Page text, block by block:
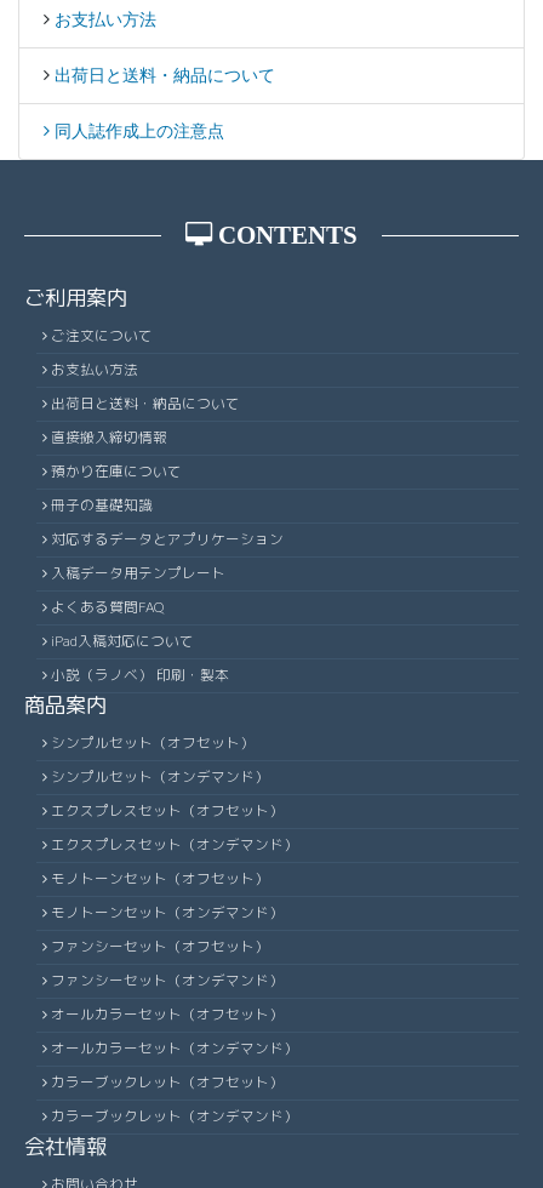
お支払い方法
出荷日と送料・納品について
同人誌作成上の注意点
CONTENTS
ご利用案内
ご注文について
お支払い方法
出荷日と送料・納品について
直接搬入締切情報
預かり在庫について
冊子の基礎知識
対応するデータとアプリケーション
入稿データ用テンプレート
よくある質問FAQ
iPad入稿対応について
小説（ラノベ） 印刷・製本
商品案内
シンプルセット（オフセット）
シンプルセット（オンデマンド）
エクスプレスセット（オフセット）
エクスプレスセット（オンデマンド）
モノトーンセット（オフセット）
モノトーンセット（オンデマンド）
ファンシーセット（オフセット）
ファンシーセット（オンデマンド）
オールカラーセット（オフセット）
オールカラーセット（オンデマンド）
カラーブックレット（オフセット）
カラーブックレット（オンデマンド）
会社情報
お問い合わせ